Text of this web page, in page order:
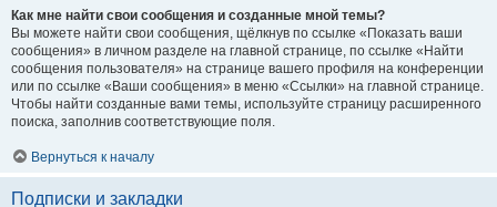
Как мне найти свои сообщения и созданные мной темы?
Вы можете найти свои сообщения, щёлкнув по ссылке «Показать ваши
сообщения» в личном разделе на главной странице, по ссылке «Найти
сообщения пользователя» на странице вашего профиля на конференции
или по ссылке «Ваши сообщения» в меню «Ссылки» на главной странице.
Чтобы найти созданные вами темы, используйте страницу расширенного
поиска, заполнив соответствующие поля.
Вернуться к началу
Подписки и закладки